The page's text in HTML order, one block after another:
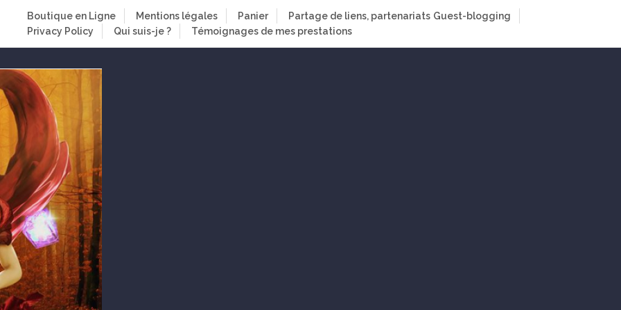
Boutique en Ligne Mentions légales Panier Partage de liens, partenariats Guest-blogging
Privacy Policy
Qui suis-je ? Témoignages de mes prestations